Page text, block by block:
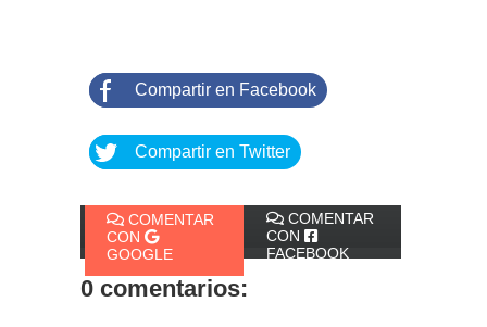
Compartir en Facebook
Compartir en Twitter
COMENTAR
CON
GOOGLE
COMENTAR
CON
FACEBOOK
0 comentarios: